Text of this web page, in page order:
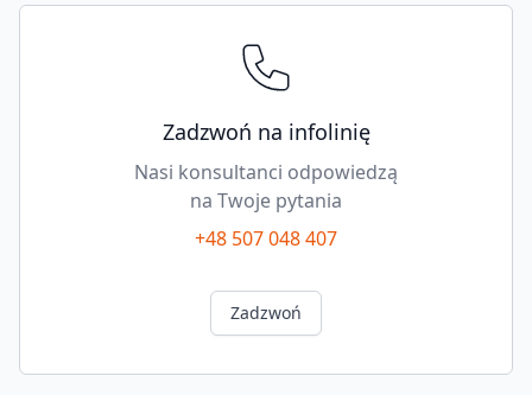
Zadzwoń na infolinię
Nasi konsultanci odpowiedzą
na Twoje pytania
+48 507 048 407
Zadzwoń